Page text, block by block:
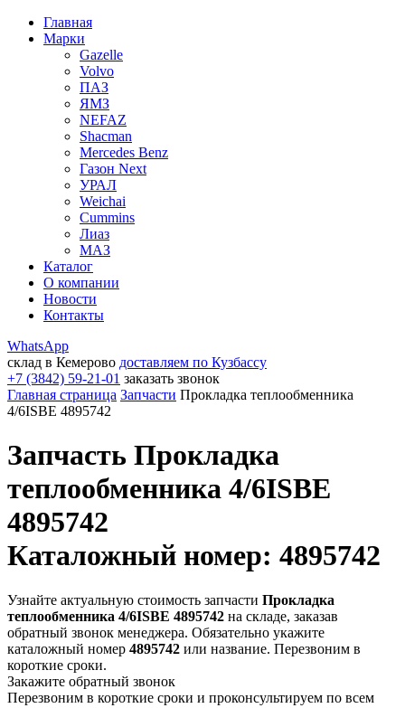
Главная
Марки
Gazelle
Volvo
ПАЗ
ЯМЗ
NEFAZ
Shacman
Mercedes Benz
Газон Next
УРАЛ
Weichai
Cummins
Лиаз
МАЗ
Каталог
О компании
Новости
Контакты
WhatsApp
склад в Кемерово доставляем по Кузбассу
+7 (3842) 59-21-01 заказать звонок
Главная страница Запчасти Прокладка теплообменника
4/6ISBE 4895742
Запчасть Прокладка
теплообменника 4/6ISBE
4895742
Каталожный номер: 4895742
Узнайте актуальную стоимость запчасти Прокладка
теплообменника 4/6ISBE 4895742 на складе, заказав
обратный звонок менеджера. Обязательно укажите
каталожный номер 4895742 или название. Перезвоним в
короткие сроки.
Закажите обратный звонок
Перезвоним в короткие сроки и проконсультируем по всем